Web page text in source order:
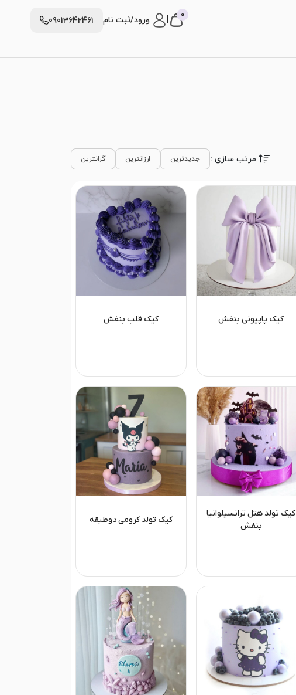
0 ورود/ثبت نام 09013642461
مرتب سازی : جدیدترین ارزانترین گرانترین
کیک پاپیونی بنفش کیک قلب بنفش
کیک تولد هتل ترانسیلوانیا
بنفش
کیک تولد کرومی دوطبقه